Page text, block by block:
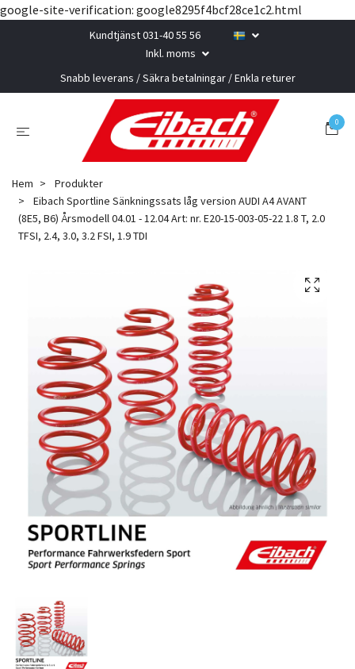
google-site-verification: google8295f4bcf28ce1c2.html
Kundtjänst 031-40 55 56
Inkl. moms
Snabb leverans / Säkra betalningar / Enkla returer
0
Hem
Produkter
Eibach Sportline Sänkningssats låg version AUDI A4 AVANT
(8E5, B6) Årsmodell 04.01 - 12.04 Art: nr. E20-15-003-05-22 1.8 T, 2.0
TFSI, 2.4, 3.0, 3.2 FSI, 1.9 TDI